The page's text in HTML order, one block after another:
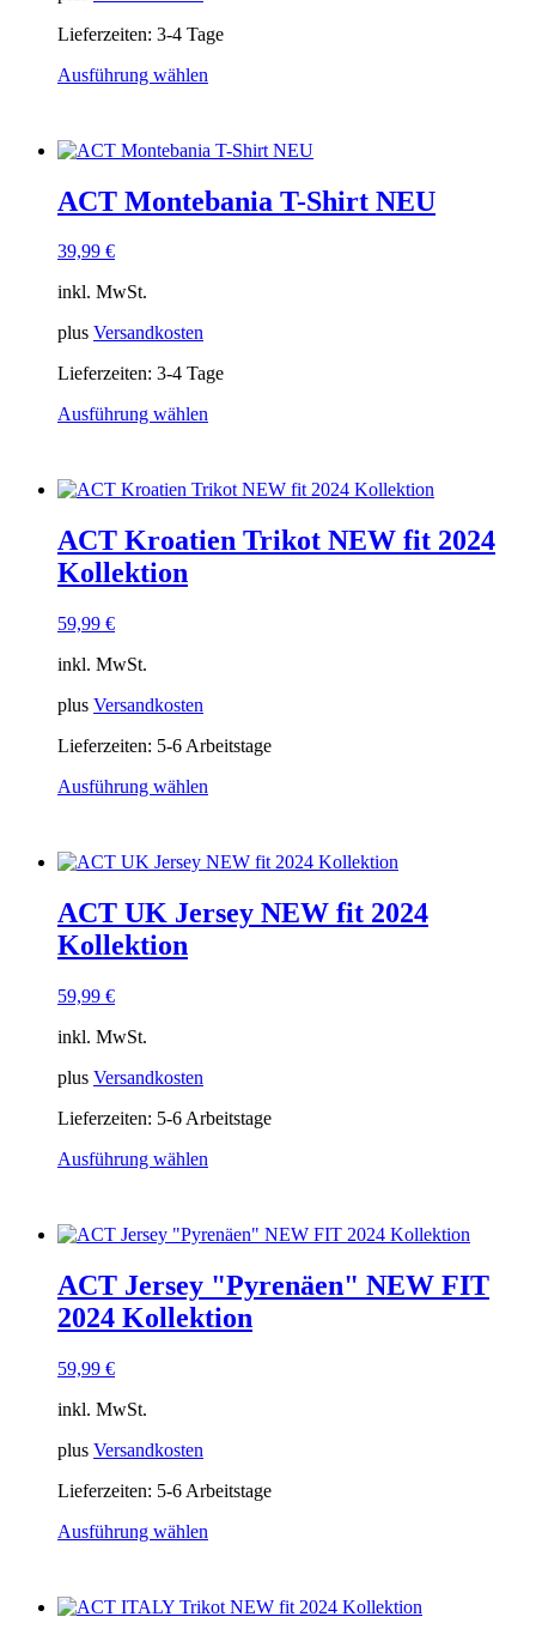
werden
Lieferzeiten: 3-4 Tage
Ausführung wählen
weist
mehrere
auf.
Optionen
auf
Produktseite
werden
ACT Montebania T-Shirt NEU
39,99 €
inkl. MwSt.
plus Versandkosten
Lieferzeiten: 3-4 Tage
Ausführung wählen
weist
mehrere
auf.
Die
Optionen
auf
Produktseite
gewählt
werden
ACT Kroatien Trikot NEW fit 2024
Kollektion
59,99 €
inkl. MwSt.
plus Versandkosten
Lieferzeiten: 5-6 Arbeitstage
Ausführung wählen
weist
mehrere
auf.
Die
Optionen
auf
Produktseite
werden
ACT UK Jersey NEW fit 2024
Kollektion
59,99 €
inkl. MwSt.
plus Versandkosten
Lieferzeiten: 5-6 Arbeitstage
Ausführung wählen
weist
mehrere
auf.
Die
Optionen
auf
Produktseite
werden
ACT Jersey "Pyrenäen" NEW FIT
2024 Kollektion
59,99 €
inkl. MwSt.
plus Versandkosten
Lieferzeiten: 5-6 Arbeitstage
Ausführung wählen
weist
mehrere